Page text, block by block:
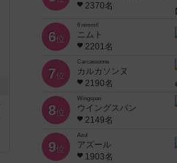
2370名
6位
6 nimmt!
ニムト
2201名
7位
Carcassonne
カルカソンヌ
2190名
8位
Wingspan
ウイングスパン
2149名
9位
Azul
アズール
1903名